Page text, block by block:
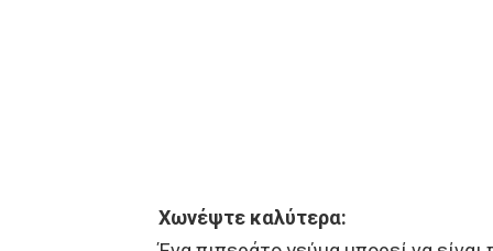
Χωνέψτε καλύτερα: